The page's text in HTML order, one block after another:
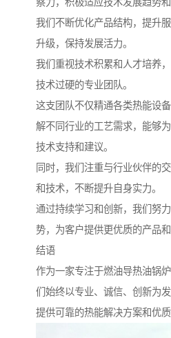
察力，积极适应技术发展趋势和
我们不断优化产品结构，提升
升级，保持发展活力。
我们重视技术积累和人才培养
技术过硬的专业团队。
这支团队不仅精通各类热能设
解不同行业的工艺需求，能够
技术支持和建议。
同时，我们注重与行业伙伴的
和技术，不断提升自身实力。
通过持续学习和创新，我们努
势，为客户提供更优质的产品和
结语
作为一家专注于燃油导热油锅
们始终以专业、诚信、创新为
提供可靠的热能解决方案和优质